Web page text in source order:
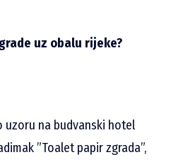
uz obalu rijeke?
uzoru na budvanski hotel
”Toalet papir zgrada”,